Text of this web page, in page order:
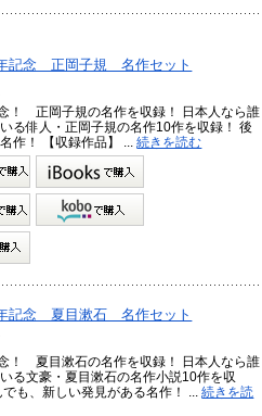
記念 正岡子規 名作セット
！ 正岡子規の名作を収録！ 日本人なら誰
る俳人・正岡子規の名作10作を収録！ 後
作！ 【収録作品】 ...続きを読む
記念 夏目漱石 名作セット
！ 夏目漱石の名作を収録！ 日本人なら誰
る文豪・夏目漱石の名作小説10作を収
でも、新しい発見がある名作！ ...続きを読